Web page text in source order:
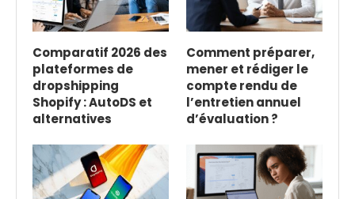
Comparatif 2026 des
plateformes de
dropshipping
Shopify : AutoDS et
alternatives
Comment préparer,
mener et rédiger le
compte rendu de
l’entretien annuel
d’évaluation ?